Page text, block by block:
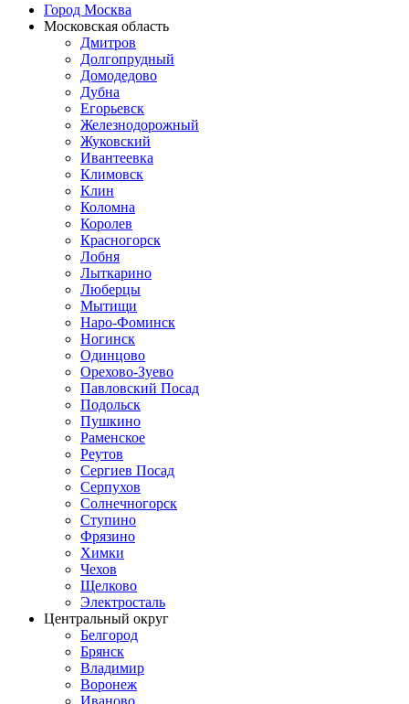
Город Москва
Московская область
Дмитров
Долгопрудный
Домодедово
Дубна
Егорьевск
Железнодорожный
Жуковский
Ивантеевка
Климовск
Клин
Коломна
Королев
Красногорск
Лобня
Лыткарино
Люберцы
Мытищи
Наро-Фоминск
Ногинск
Одинцово
Орехово-Зуево
Павловский Посад
Подольск
Пушкино
Раменское
Реутов
Сергиев Посад
Серпухов
Солнечногорск
Ступино
Фрязино
Химки
Чехов
Щелково
Электросталь
Центральный округ
Белгород
Брянск
Владимир
Воронеж
Иваново